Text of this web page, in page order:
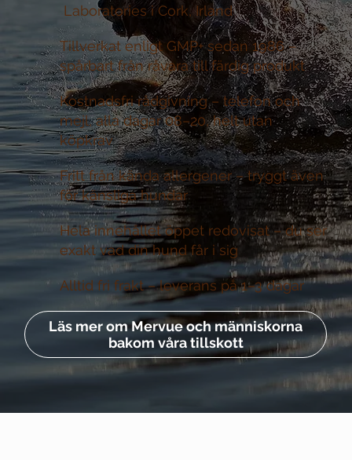
Laboratories i Cork, Irland
Tillverkat enligt GMP+ sedan 1986 –
spårbart från råvara till färdig produkt
Kostnadsfri rådgivning –telefon och
mejl, alla dagar 08–20, helt utan
köpkrav
Läs mer om Mervue och människorna
bakom våra tillskott
Fritt från kända allergener –tryggt även
för känsliga hundar
Hela innehållet öppet redovisat –du ser
exakt vad din hund får i sig
Alltid fri frakt –leverans på 1–3 dagar